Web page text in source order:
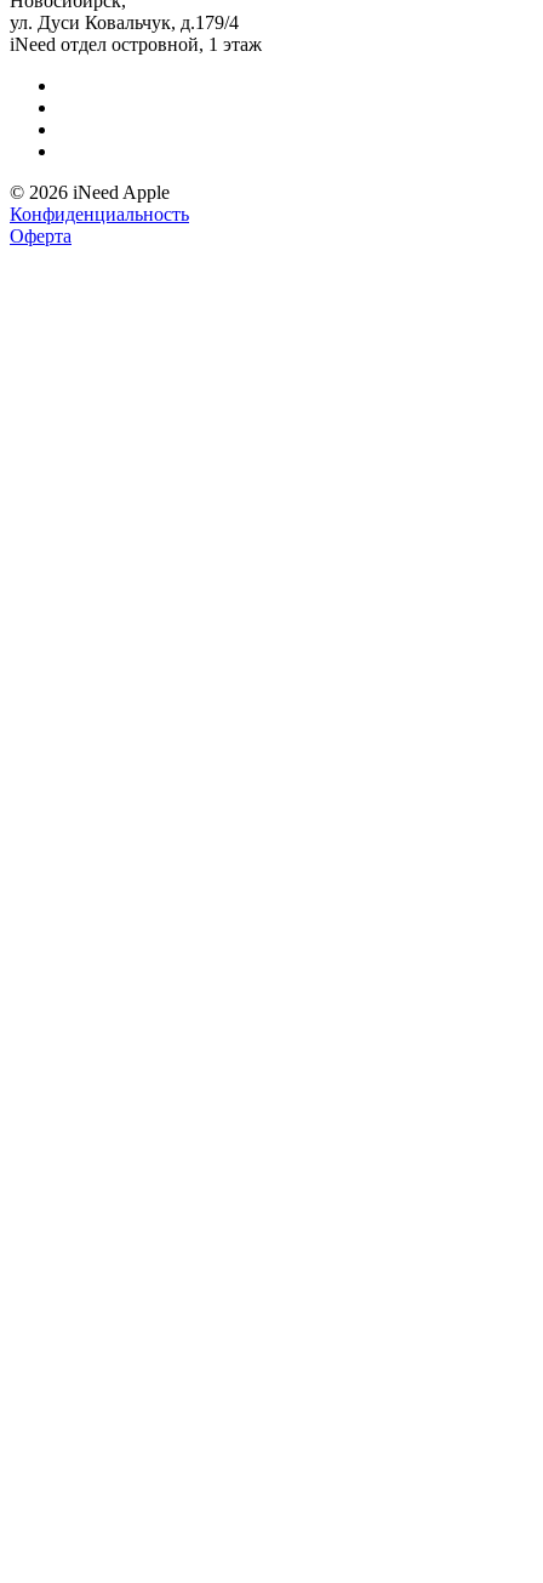
ул. Дуси Ковальчук, д.179/4
iNeed отдел островной, 1 этаж
© 2026 iNeed Apple
Конфиденциальность
Оферта